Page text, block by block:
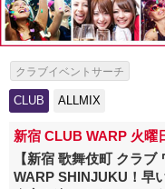
クラブイベントサーチ
CLUB ALLMIX
新宿 CLUB WARP 火曜
【新宿 歌舞伎町 クラブ
WARP SHINJUKU！早